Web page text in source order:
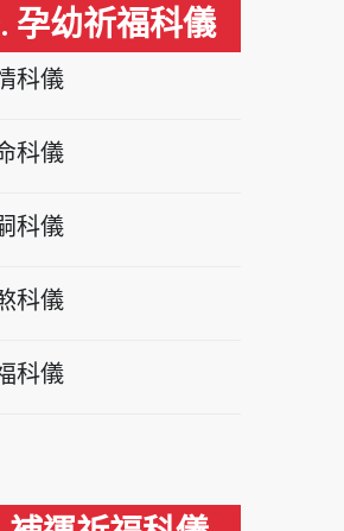
孕幼祈福科儀
科儀
科儀
科儀
科儀
科儀